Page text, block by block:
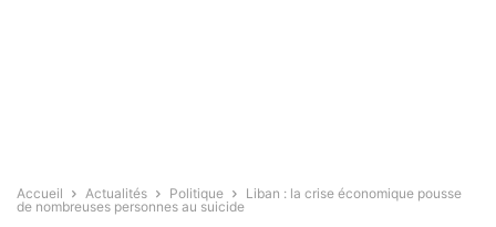
Accueil Actualités Politique
Liban : la crise économique pousse
de nombreuses personnes au suicide